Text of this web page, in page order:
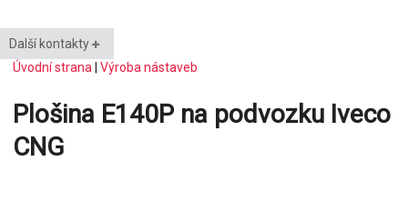
Další kontakty
Úvodní strana
Výroba nástaveb
Plošina E140P na podvozku Iveco
CNG